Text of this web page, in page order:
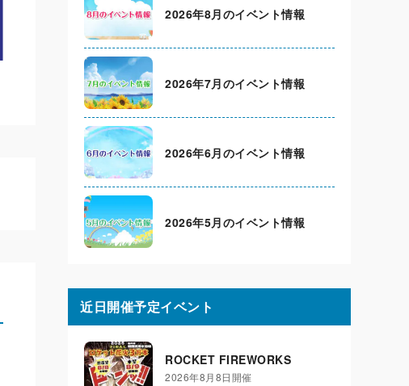
2026年8月のイベント情報
2026年7月のイベント情報
2026年6月のイベント情報
2026年5月のイベント情報
近日開催予定イベント
ROCKET FIREWORKS
2026年8月8日開催